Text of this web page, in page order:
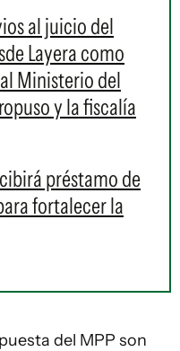
al juicio del
Layera como
Ministerio del
y la fiscalía
préstamo de
fortalecer la
del MPP son